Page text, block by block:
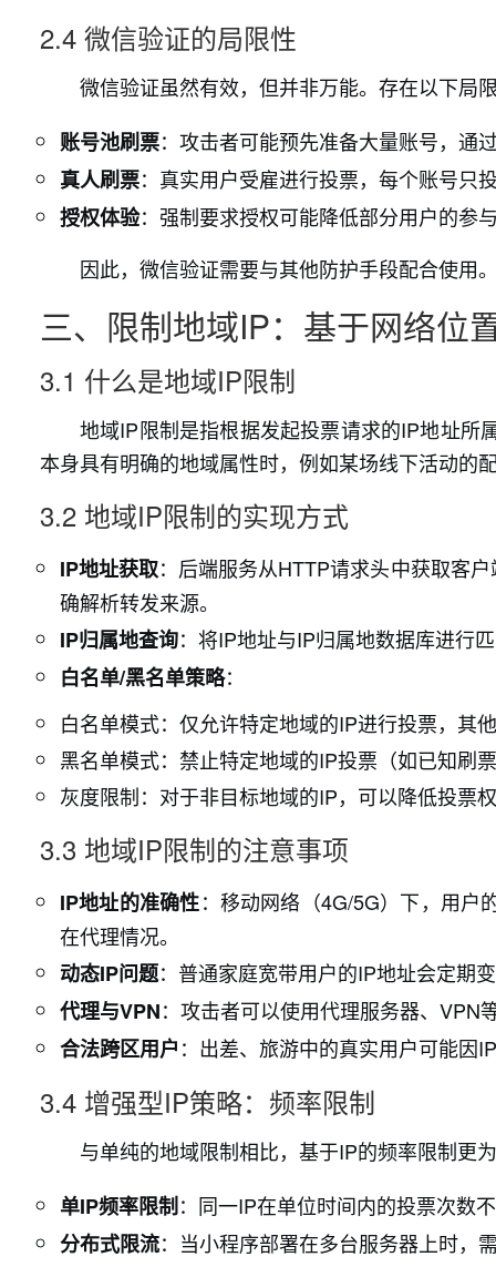
2.4 微信验证的局限性
微信验证虽然有效，但并非万能。存在以下局
账号池刷票：攻击者可能预先准备大量账号，通
真人刷票：真实用户受雇进行投票，每个账号只
授权体验：强制要求授权可能降低部分用户的参
因此，微信验证需要与其他防护手段配合使用
三、限制地域IP：基于网络位
3.1 什么是地域IP限制
地域IP限制是指根据发起投票请求的IP地址所
本身具有明确的地域属性时，例如某场线下活动的
3.2 地域IP限制的实现方式
IP地址获取：后端服务从HTTP请求头中获取客
确解析转发来源。
IP归属地查询：将IP地址与IP归属地数据库进行
白名单/黑名单策略：
白名单模式：仅允许特定地域的IP进行投票，其
黑名单模式：禁止特定地域的IP投票（如已知刷
灰度限制：对于非目标地域的IP，可以降低投票
3.3 地域IP限制的注意事项
IP地址的准确性：移动网络（4G/5G）下，用户
在代理情况。
动态IP问题：普通家庭宽带用户的IP地址会定期
代理与VPN：攻击者可以使用代理服务器、VPN
合法跨区用户：出差、旅游中的真实用户可能因
3.4 增强型IP策略：频率限制
与单纯的地域限制相比，基于IP的频率限制更
单IP频率限制：同一IP在单位时间内的投票次数
分布式限流：当小程序部署在多台服务器上时，